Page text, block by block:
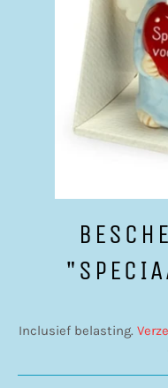
Inclusief belasting.